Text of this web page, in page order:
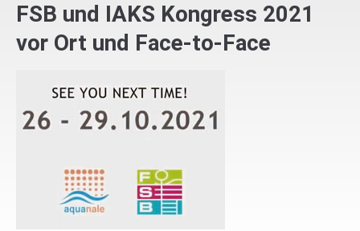
FSB und IAKS Kongress 2021
vor Ort und Face-to-Face